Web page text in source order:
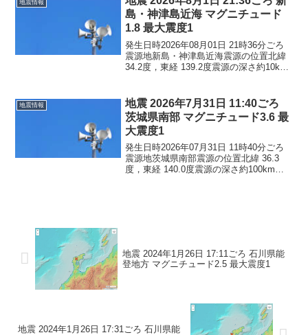
地震情報
島・神津島近海 マグニチュード
1.8 最大震度1
発生日時2026年08月01日 21時36分ごろ
震源地新島・神津島近海震源の位置北緯
34.2度，東経 139.2度震源の深さ約10km
りません。震度1東京都神津...
地震情報
地震 2026年7月31日 11:40ごろ
茨城県南部 マグニチュード3.6 最
大震度1
発生日時2026年07月31日 11時40分ごろ
震源地茨城県南部震源の位置北緯 36.3
度，東経 140.0度震源の深さ約100km地
地震 2024年1月26日 17:11ごろ 石川県能
登地方 マグニチュード2.5 最大震度1
地震 2024年1月26日 17:31ごろ 石川県能